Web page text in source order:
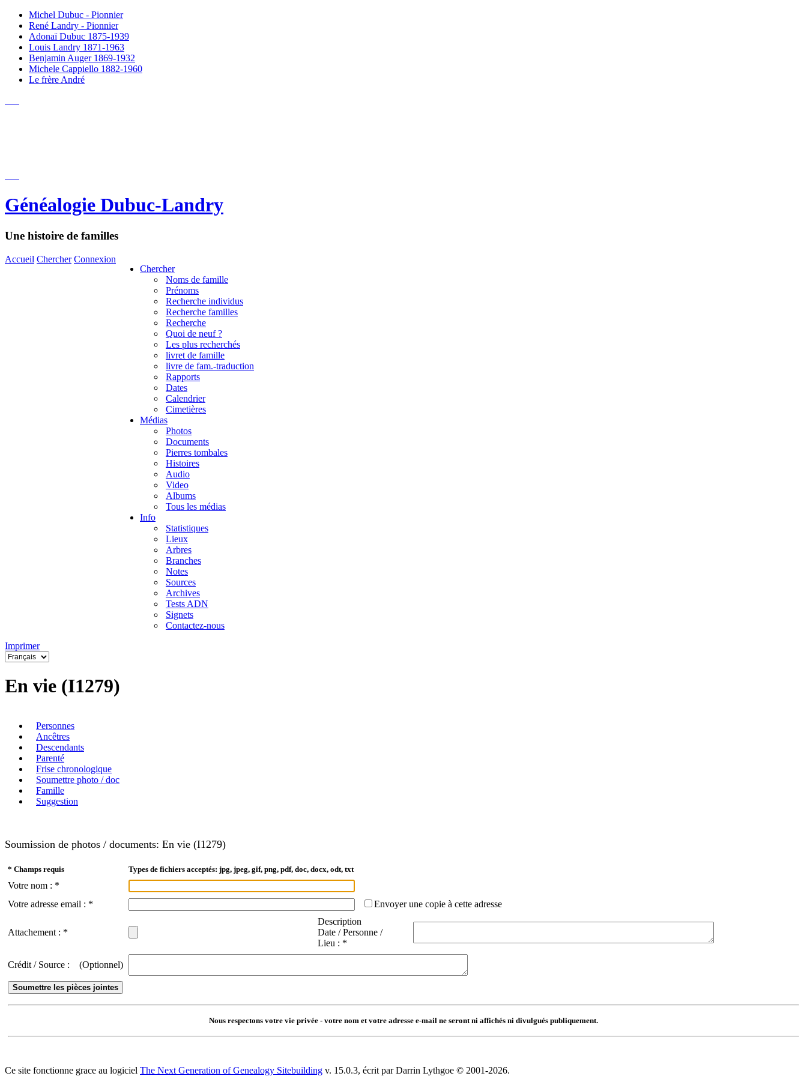
Michel Dubuc - Pionnier
René Landry - Pionnier
Adonaï Dubuc 1875-1939
Louis Landry 1871-1963
Benjamin Auger 1869-1932
Michele Cappiello 1882-1960
Le frère André
Généalogie Dubuc-Landry
Une histoire de familles
Accueil Chercher Connexion
Chercher
Noms de famille
Prénoms
Recherche individus
Recherche familles
Recherche
Quoi de neuf ?
Les plus recherchés
livret de famille
livre de fam.-traduction
Rapports
Dates
Calendrier
Cimetières
Médias
Photos
Documents
Pierres tombales
Histoires
Audio
Video
Albums
Tous les médias
Info
Statistiques
Lieux
Arbres
Branches
Notes
Sources
Archives
Tests ADN
Signets
Contactez-nous
Imprimer
En vie (I1279)
Personnes
Ancêtres
Descendants
Parenté
Frise chronologique
Soumettre photo / doc
Famille
Suggestion
Soumission de photos / documents: En vie (I1279)
* Champs requis Types de fichiers acceptés: jpg, jpeg, gif, png, pdf, doc, docx, odt, txt
Votre nom : *
Votre adresse email : *
Envoyer une copie à cette adresse
Attachement : *
Description
Date / Personne /
Lieu : *
Crédit / Source : (Optionnel)
Nous respectons votre vie privée - votre nom et votre adresse e-mail ne seront ni affichés ni divulgués publiquement.
Ce site fonctionne grace au logiciel The Next Generation of Genealogy Sitebuilding v. 15.0.3, écrit par Darrin Lythgoe © 2001-2026.